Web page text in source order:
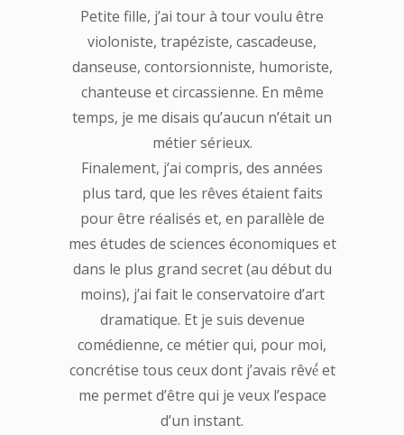
Petite fille, j’ai tour à tour voulu être
violoniste, trapéziste, cascadeuse,
danseuse, contorsionniste, humoriste,
chanteuse et circassienne. En même
temps, je me disais qu’aucun n’était un
métier sérieux.
Finalement, j’ai compris, des années
plus tard, que les rêves étaient faits
pour être réalisés et, en parallèle de
mes études de sciences économiques et
dans le plus grand secret (au début du
moins), j’ai fait le conservatoire d’art
dramatique. Et je suis devenue
comédienne, ce métier qui, pour moi,
concrétise tous ceux dont j’avais rêvé́ et
me permet d’être qui je veux l’espace
d’un instant.